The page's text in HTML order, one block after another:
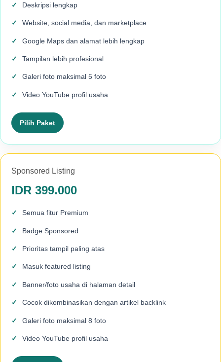
Deskripsi lengkap
Website, social media, dan marketplace
Google Maps dan alamat lebih lengkap
Tampilan lebih profesional
Galeri foto maksimal 5 foto
Video YouTube profil usaha
Pilih Paket
Sponsored Listing
IDR 399.000
Semua fitur Premium
Badge Sponsored
Prioritas tampil paling atas
Masuk featured listing
Banner/foto usaha di halaman detail
Cocok dikombinasikan dengan artikel backlink
Galeri foto maksimal 8 foto
Video YouTube profil usaha